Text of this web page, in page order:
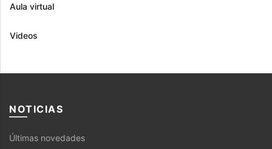
Aula virtual
Videos
NOTICIAS
Últimas novedades